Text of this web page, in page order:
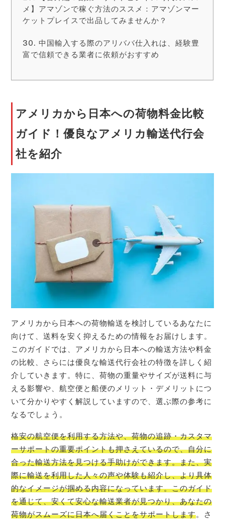
メ】アマゾンで稼ぐ方法のススメ：アマゾンマー
ケットプレイスで出品してみませんか？
中国輸入する際のアリババ仕入れは、経験豊
富で信頼できる業者に依頼がおすすめ
アメリカから日本への荷物料金比較
ガイド！優良なアメリカ輸送代行会
社を紹介
アメリカから日本への荷物輸送を検討しているあなたに
向けて、送料を安く抑えるための情報をお届けします。
このガイドでは、アメリカから日本への輸送方法や料金
の比較、さらには優良な輸送代行会社の特徴を詳しく紹
介していきます。特に、荷物の重量やサイズが送料に与
える影響や、航空便と船便のメリット・デメリットにつ
いて分かりやすく解説していますので、選ぶ際の参考に
なるでしょう。
格安の航空便を利用する方法や、荷物の追跡・カスタマ
ーサポートの重要ポイントも押さえているので、自分に
合った輸送方法を見つける手助けができます。また、実
際に輸送を利用した人々の声や体験も紹介し、より具体
的なイメージが掴める内容になっています。このガイド
を通じて、安くて安心な輸送業者が見つかり、あなたの
荷物がスムーズに日本へ届くことをサポートします。さ